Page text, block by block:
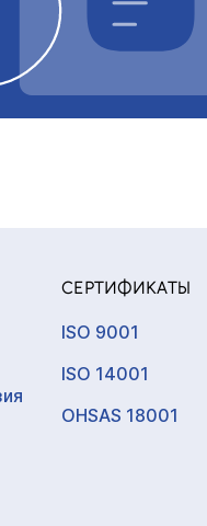
СЕРТИФИКАТЫ
ISO 9001
ISO 14001
OHSAS 18001